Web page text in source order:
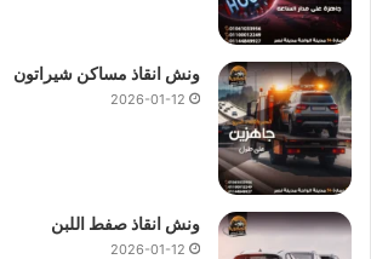
ونش انقاذ مساكن شيراتون
2026-01-12
ونش انقاذ صفط اللبن
2026-01-12